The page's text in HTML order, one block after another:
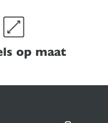
op maat